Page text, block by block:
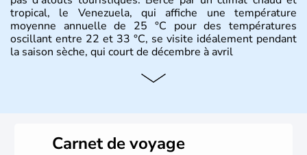
tropical, le Venezuela, qui affiche une température
moyenne annuelle de 25 °C pour des températures
oscillant entre 22 et 33 °C, se visite idéalement pendant
la saison sèche, qui court de décembre à avril
Carnet de voyage